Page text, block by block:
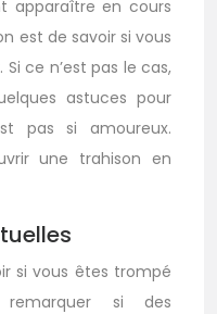
apparaître en cours
est de savoir si vous
ce n’est pas le cas,
astuces pour
pas si amoureux.
une trahison en
si vous êtes trompé
si des